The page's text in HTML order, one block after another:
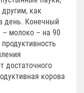
как
день. Конечный
– молоко – на 90
достаточного
корова